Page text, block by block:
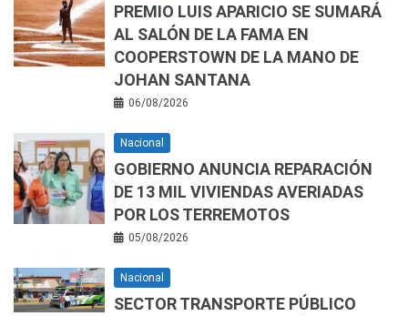
PREMIO LUIS APARICIO SE SUMARÁ
AL SALÓN DE LA FAMA EN
COOPERSTOWN DE LA MANO DE
JOHAN SANTANA
06/08/2026
Nacional
GOBIERNO ANUNCIA REPARACIÓN
DE 13 MIL VIVIENDAS AVERIADAS
POR LOS TERREMOTOS
05/08/2026
Nacional
SECTOR TRANSPORTE PÚBLICO